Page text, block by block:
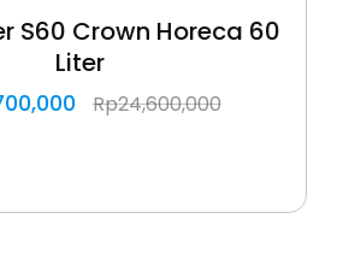
S60 Crown Horeca 60
Liter
Rp24,600,000